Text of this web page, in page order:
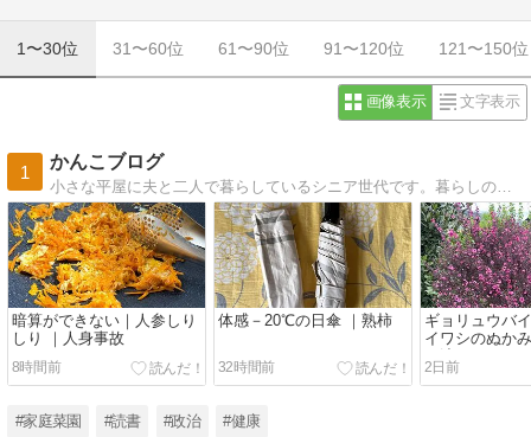
1〜30位 31〜60位 61〜90位 91〜120位 121〜150位
画像表示 文字表示
1
かんこブログ
小さな平屋に夫と二人で暮らしているシニア世代です。暮らしの中で感じたこと、家庭菜園のことなど綴っています。
暗算ができない｜人参しり
しり ｜人身事故
8時間前
体感－20℃の日傘 ｜熟柿
32時間前
ギョリュウバ
イワシのぬか
が沈む
2日前
#家庭菜園 #読書 #政治 #健康